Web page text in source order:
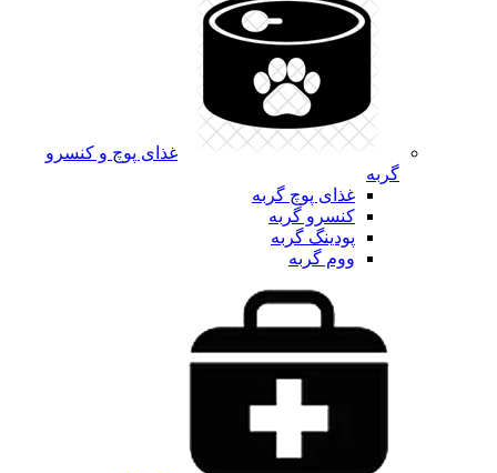
غذای پوچ و کنسرو
گربه
غذای پوچ گربه
کنسرو گربه
پودینگ گربه
ووم گربه